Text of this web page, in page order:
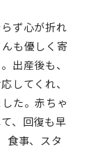
ず心が折れ
も優しく寄
出産後も、
してくれ、
た。赤ちゃ
、回復も早
食事、スタ